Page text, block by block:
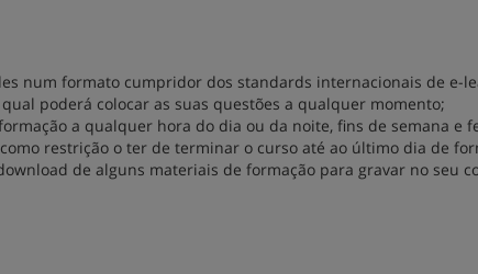
num formato cumpridor dos standards internacionais de e-
poderá colocar as suas questões a qualquer momento;
a qualquer hora do dia ou da noite, fins de semana e
restrição o ter de terminar o curso até ao último dia de
de alguns materiais de formação para gravar no seu